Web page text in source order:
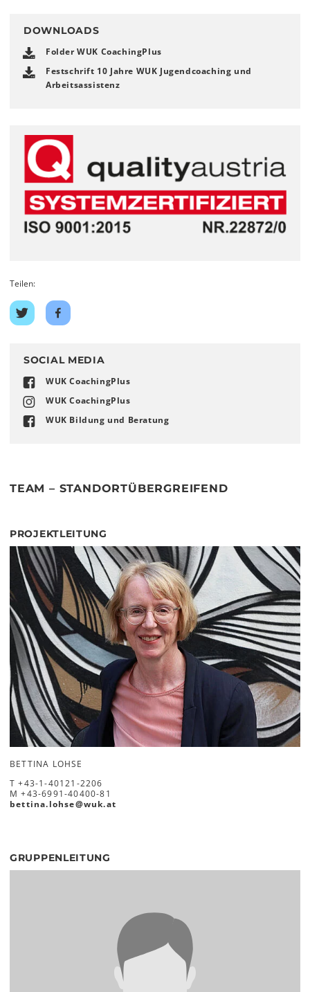
DOWNLOADS
Folder WUK CoachingPlus
Festschrift 10 Jahre WUK Jugendcoaching und
Arbeitsassistenz
Teilen:
Auf
Twitter
Auf
Facebook
SOCIAL MEDIA
WUK CoachingPlus
WUK CoachingPlus
WUK Bildung und Beratung
TEAM – STANDORTÜBERGREIFEND
PROJEKTLEITUNG
BETTINA LOHSE
T+43-1-40121-2206
M+43-6991-40400-81
bettina.lohse@wuk.at
GRUPPENLEITUNG